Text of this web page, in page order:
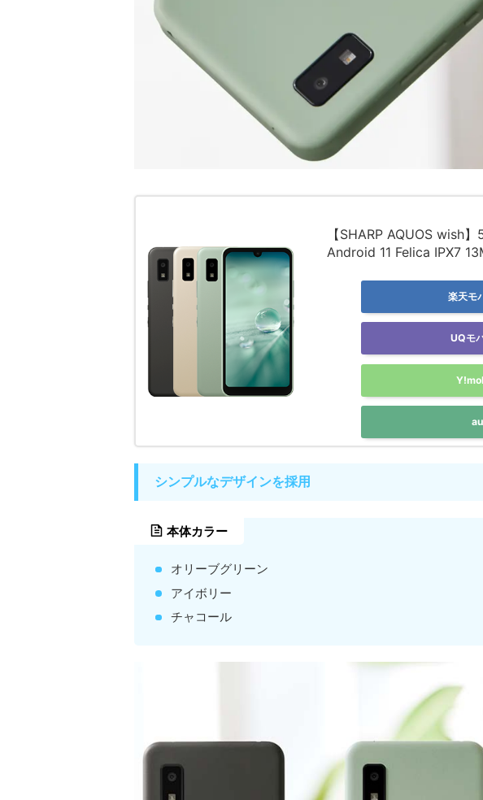
【SHARP AQUOS wish
Android 11 Felica IPX7
楽天モ
UQモ
シンプルなデザインを採用
本体カラー
オリーブグリーン
アイボリー
チャコール